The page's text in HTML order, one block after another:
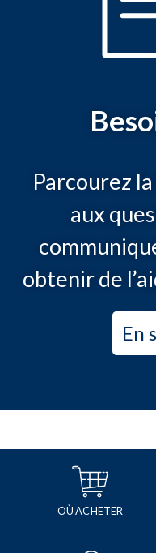
Parcourez
aux
obtenir de
En
OÙ ACHETER